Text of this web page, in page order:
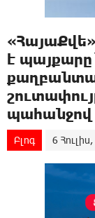
է
պահանջով
Բլոգ 6